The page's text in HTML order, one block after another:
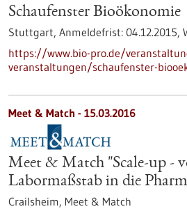
Schaufenster Bioökonomie
Stuttgart, Anmeldefrist: 04.12.2015,
https://www.bio-pro.de/
veranstaltungen/schaufenster-
Meet & Match - 15.03.2016
Meet & Match "Scale-up -
Labormaßstab in die
Crailsheim, Meet & Match